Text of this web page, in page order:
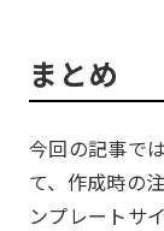
まとめ
今回の記事で
て、作成時の
ンプレートサ